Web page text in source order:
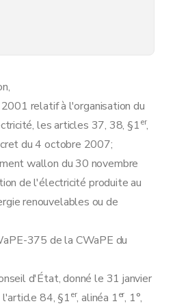
relatif à l'organisation du
les articles 37, 38, §1er,
du 4 octobre 2007;
wallon du 30 novembre
de l'électricité produite au
renouvelables ou de
375 de la CWaPE du
d'État, donné le 31 janvier
84, §1er, alinéa 1er, 1°,